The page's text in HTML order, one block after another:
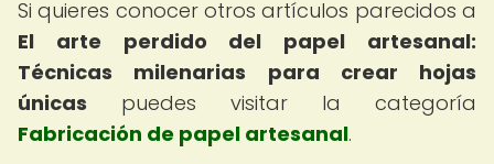
Si quieres conocer otros artículos parecidos a
El arte perdido del papel artesanal:
Técnicas milenarias para crear hojas
únicas puedes visitar la categoría
Fabricación de papel artesanal.